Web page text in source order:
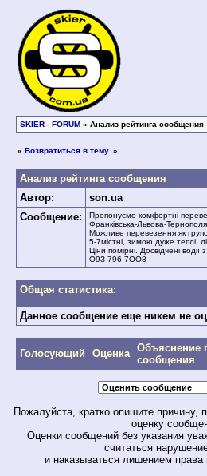
SKIER - FORUM » Анализ рейтинга сообщения
« Возвратиться в тему. »
Анализ рейтинга сообщения
Автор:
son.ua
Сообщение:
Пропонуємо комфортні
Франківська-Львова-
Можливе перевезення як
5-7містні, зимою дуже теплі,
Ціни помірні. Досвідчені
О9З-796-7ОО8
Общая статистика:
Данное сообщение еще никем не
Голосующий Оценка Объяснение
сообщения
Пожалуйста, кратко опишите причину,
оценку
Оценки сообщений без указания
считаться
и наказываться лишением